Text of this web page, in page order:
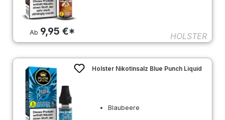
Ab 9,95 €* HOLSTER
Holster Nikotinsalz Blue Punch Liquid
Blaubeere